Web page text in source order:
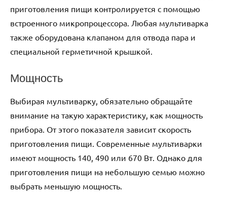
приготовления пищи контролируется с помощью
встроенного микропроцессора. Любая мультиварка
также оборудована клапаном для отвода пара и
специальной герметичной крышкой.
Мощность
Выбирая мультиварку, обязательно обращайте
внимание на такую характеристику, как мощность
прибора. От этого показателя зависит скорость
приготовления пищи. Современные мультиварки
имеют мощность 140, 490 или 670 Вт. Однако для
приготовления пищи на небольшую семью можно
выбрать меньшую мощность.